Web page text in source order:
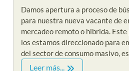
Damos apertura a proceso de
para nuestra nueva vacante de
mercadeo remoto o hibrida. Este
los estamos direccionado para
del sector de consumo masivo,
Leer más...